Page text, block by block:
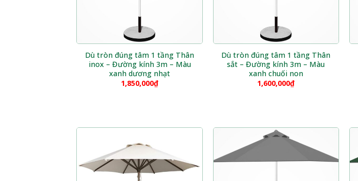
Dù tròn đúng tâm 1 tầng Thân
inox – Đường kính 3m – Màu
xanh dương nhạt
1,850,000₫
Dù tròn đúng tâm 1 tầng Thân
sắt – Đường kính 3m – Màu
xanh chuối non
1,600,000₫